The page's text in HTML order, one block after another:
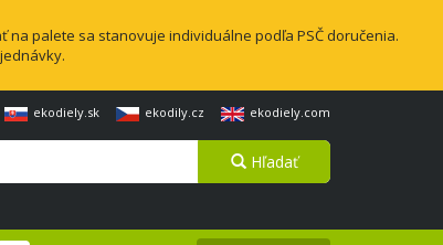
palete sa stanovuje individuálne podľa PSČ doručenia.
ekodiely.sk ekodily.cz ekodiely.com
Hľadať